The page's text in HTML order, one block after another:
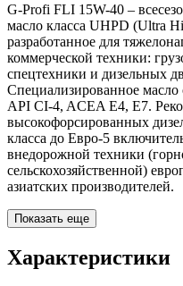
G-Profi FLI 15W-40 –
масло класса UHPD (Ultra
разработанное для
коммерческой техники:
спецтехники и дизельных
Специализированное масло
API CI-4, ACEA E4, E7.
высокофорсированных
класса до Евро-5
внедорожной техники
сельскохозяйственной)
азиатских производителей.
Показать еще
Характеристики